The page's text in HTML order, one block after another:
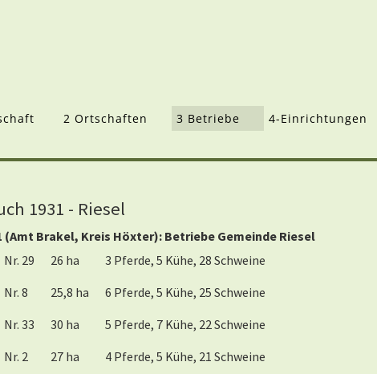
2 Ortschaften 3 Betriebe 4-Einrichtungen
1931 - Riesel
(Amt Brakel, Kreis Höxter): Betriebe Gemeinde Riesel
Nr. 29 26 ha
3 Pferde, 5 Kühe, 28 Schweine
Nr. 8 25,8 ha
6 Pferde, 5 Kühe, 25 Schweine
Nr. 33 30 ha
5 Pferde, 7 Kühe, 22 Schweine
Nr. 2 27 ha
4 Pferde, 5 Kühe, 21 Schweine